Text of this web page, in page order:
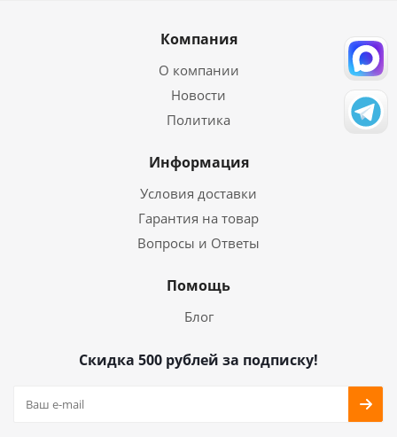
Компания
О компании
Новости
Политика
Информация
Условия доставки
Гарантия на товар
Вопросы и Ответы
Помощь
Блог
Скидка 500 рублей за подписку!